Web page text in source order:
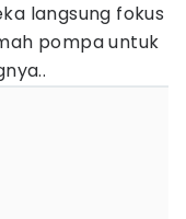
langsung fokus
pompa untuk